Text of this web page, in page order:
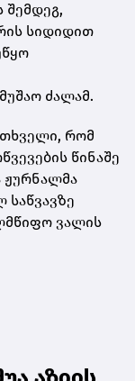
შემდეგ,
სიდიდით
ძალამ.
რომ
წინაშე
ჟურნალმა
საწვავზე
ვალის